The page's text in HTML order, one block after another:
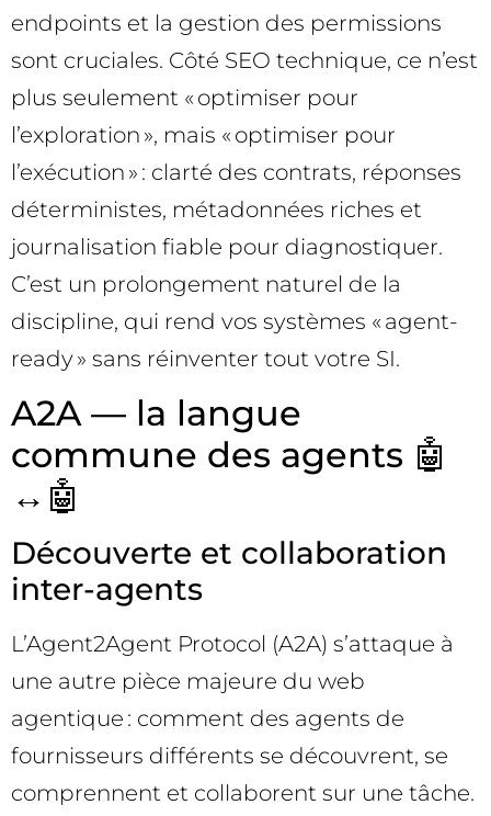
endpoints et la gestion des permissions
sont cruciales. Côté SEO technique, ce n’est
plus seulement « optimiser pour
l’exploration », mais « optimiser pour
l’exécution » : clarté des contrats, réponses
déterministes, métadonnées riches et
journalisation fiable pour diagnostiquer.
C’est un prolongement naturel de la
discipline, qui rend vos systèmes « agent-
ready » sans réinventer tout votre SI.
A2A — la langue
commune des agents 🤖
↔️🤖
Découverte et collaboration
inter-agents
L’Agent2Agent Protocol (A2A) s’attaque à
une autre pièce majeure du web
agentique : comment des agents de
fournisseurs différents se découvrent, se
comprennent et collaborent sur une tâche.